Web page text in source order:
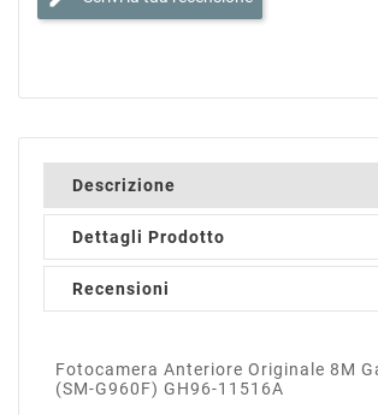
Descrizione
Dettagli Prodotto
Recensioni
Fotocamera Anteriore Originale 8M
(SM-G960F) GH96-11516A